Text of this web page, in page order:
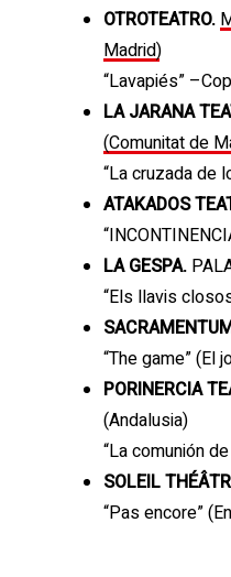
OTROTEATRO.
Madrid)
“Lavapiés”
LA JARANA
(Comunitat de
“La cruzada de
ATAKADOS
LA GESPA.
“Els llavis
“The game” (El
PORINERCIA
(Andalusia)
“La comunión
SOLEIL
“Pas encore”